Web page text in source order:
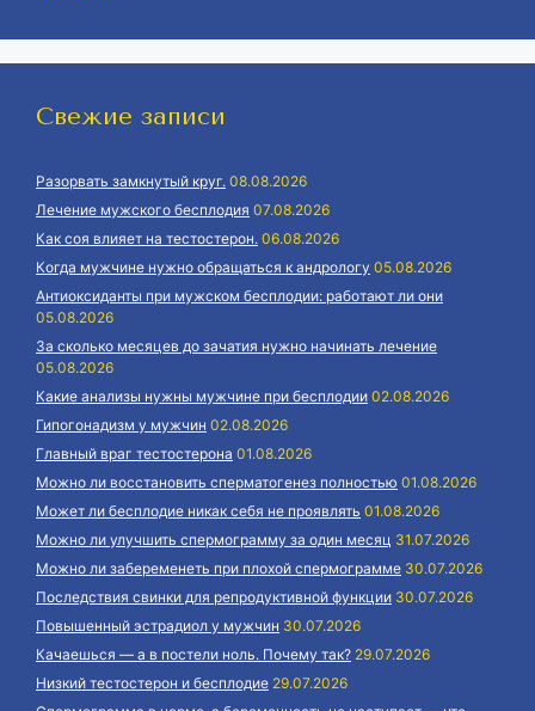
Свежие записи
Разорвать замкнутый круг. 08.08.2026
Лечение мужского бесплодия 07.08.2026
Как соя влияет на тестостерон. 06.08.2026
Когда мужчине нужно обращаться к андрологу 05.08.2026
Антиоксиданты при мужском бесплодии: работают ли они
05.08.2026
За сколько месяцев до зачатия нужно начинать лечение
05.08.2026
Какие анализы нужны мужчине при бесплодии 02.08.2026
Гипогонадизм у мужчин 02.08.2026
Главный враг тестостерона 01.08.2026
Можно ли восстановить сперматогенез полностью 01.08.2026
Может ли бесплодие никак себя не проявлять 01.08.2026
Можно ли улучшить спермограмму за один месяц 31.07.2026
Можно ли забеременеть при плохой спермограмме 30.07.2026
Последствия свинки для репродуктивной функции 30.07.2026
Повышенный эстрадиол у мужчин 30.07.2026
Качаешься — а в постели ноль. Почему так? 29.07.2026
Низкий тестостерон и бесплодие 29.07.2026